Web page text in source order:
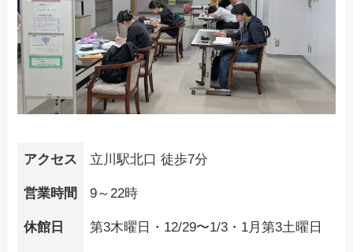
アクセス 立川駅北口 徒歩7分
営業時間 9～22時
休館日 第3木曜日・12/29〜1/3・1月第3土曜日